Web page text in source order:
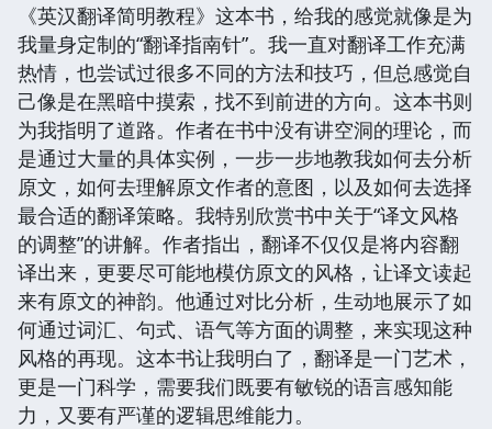
《英汉翻译简明教程》这本书，给我的感觉就像是为
我量身定制的“翻译指南针”。我一直对翻译工作充满
热情，也尝试过很多不同的方法和技巧，但总感觉自
己像是在黑暗中摸索，找不到前进的方向。这本书则
为我指明了道路。作者在书中没有讲空洞的理论，而
是通过大量的具体实例，一步一步地教我如何去分析
原文，如何去理解原文作者的意图，以及如何去选择
最合适的翻译策略。我特别欣赏书中关于“译文风格
的调整”的讲解。作者指出，翻译不仅仅是将内容翻
译出来，更要尽可能地模仿原文的风格，让译文读起
来有原文的神韵。他通过对比分析，生动地展示了如
何通过词汇、句式、语气等方面的调整，来实现这种
风格的再现。这本书让我明白了，翻译是一门艺术，
更是一门科学，需要我们既要有敏锐的语言感知能
力，又要有严谨的逻辑思维能力。